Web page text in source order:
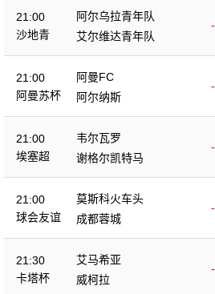
21:00
沙地青
阿尔乌拉青年队
-
艾尔维达青年队
21:00
阿曼苏杯
阿曼FC
-
阿尔纳斯
21:00
埃塞超
韦尔瓦罗
-
谢格尔凯特马
21:00
球会友谊
莫斯科火车头
-
成都蓉城
21:30
卡塔杯
艾马希亚
-
威柯拉